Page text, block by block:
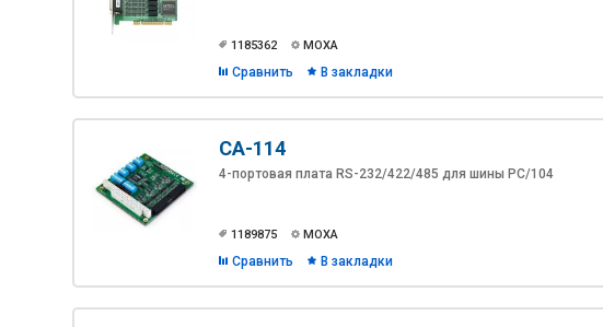
1185362 MOXA
Сравнить В закладки
CA-114
4-портовая плата RS-232/422/485 для шины PC/104
1189875 MOXA
Сравнить В закладки